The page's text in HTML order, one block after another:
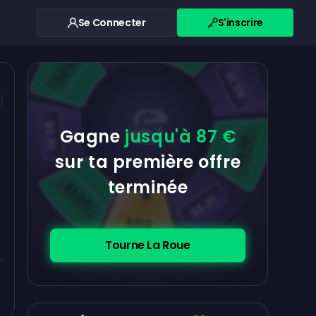
Se Connecter S'inscrire
Gagne jusqu'à 87 €
sur ta première offre
terminée
Tourne La Roue
$100
$5.00
$5.00
$0.10 $5.00
$5.00